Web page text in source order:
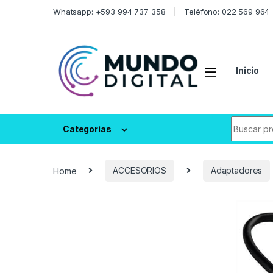
Whatsapp: +593 994 737 358 Teléfono: 022 569 964
Inicio
Categorías
Home ACCESORIOS Adaptadores